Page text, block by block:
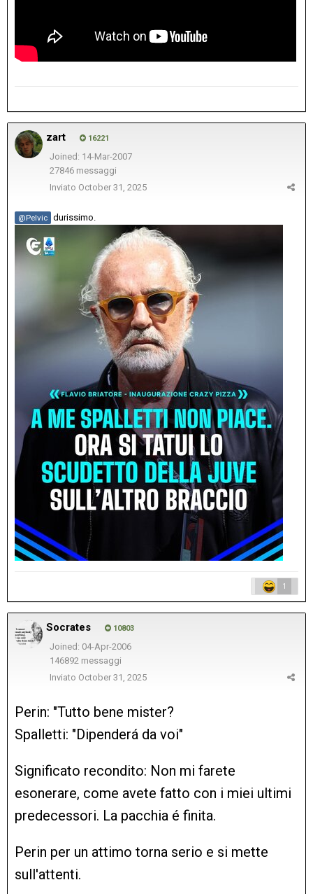
zart 16221
Joined: 14-Mar-2007
27846 messaggi
Inviato October 31, 2025
@Pelvic durissimo.
1
Socrates 10803
Joined: 04-Apr-2006
146892 messaggi
Inviato October 31, 2025
Perin: "Tutto bene mister?
Spalletti: "Dipenderá da voi"
Significato recondito: Non mi farete
esonerare, come avete fatto con i miei ultimi
predecessori. La pacchia é finita.
Perin per un attimo torna serio e si mette
sull'attenti.